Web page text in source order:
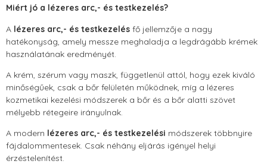
Miért jó a lézeres arc,- és testkezelés?
A lézeres arc,- és testkezelés fő jellemzője a nagy
hatékonyság, amely messze meghaladja a legdrágább krémek
használatának eredményét.
A krém, szérum vagy maszk, függetlenül attól, hogy ezek kiváló
minőségűek, csak a bőr felületén működnek, míg a lézeres
kozmetikai kezelési módszerek a bőr és a bőr alatti szövet
mélyebb rétegeire irányulnak.
A modern lézeres arc,- és testkezelési módszerek többnyire
fájdalommentesek. Csak néhány eljárás igényel helyi
érzéstelenítést.